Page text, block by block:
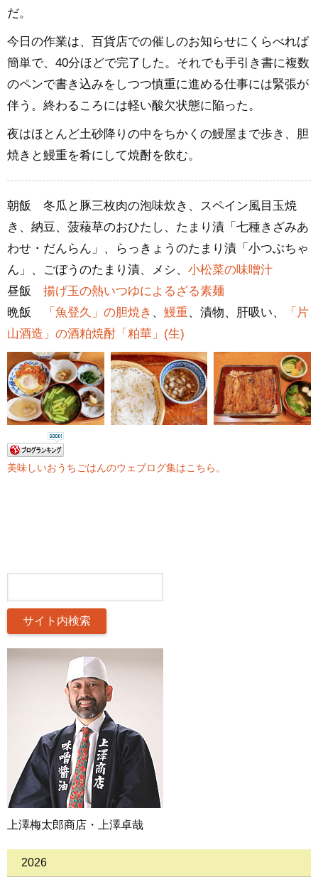
だ。
今日の作業は、百貨店での催しのお知らせにくらべれば
簡単で、40分ほどで完了した。それでも手引き書に複数
のペンで書き込みをしつつ慎重に進める仕事には緊張が
伴う。終わるころには軽い酸欠状態に陥った。
夜はほとんど土砂降りの中をちかくの鰻屋まで歩き、胆
焼きと鰻重を肴にして焼酎を飲む。
朝飯 冬瓜と豚三枚肉の泡味炊き、スペイン風目玉焼
き、納豆、菠薐草のおひたし、たまり漬「七種きざみあ
わせ・だんらん」、らっきょうのたまり漬「小つぶちゃ
ん」、ごぼうのたまり漬、メシ、 小松菜の味噌汁
昼飯 揚げ玉の熱いつゆによるざる素麺
晩飯
「魚登久」の胆焼き 、 鰻重、漬物、肝吸い、
「片
山酒造」の酒粕焼酎「粕華」(生)
美味しいおうちごはんのウェブログ集はこちら。
上澤梅太郎商店・上澤卓哉
2026